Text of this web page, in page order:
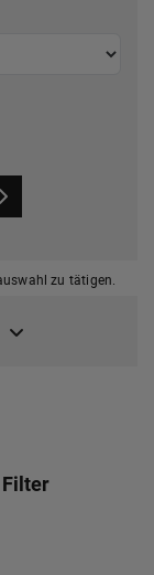
zu tätigen.
Filter